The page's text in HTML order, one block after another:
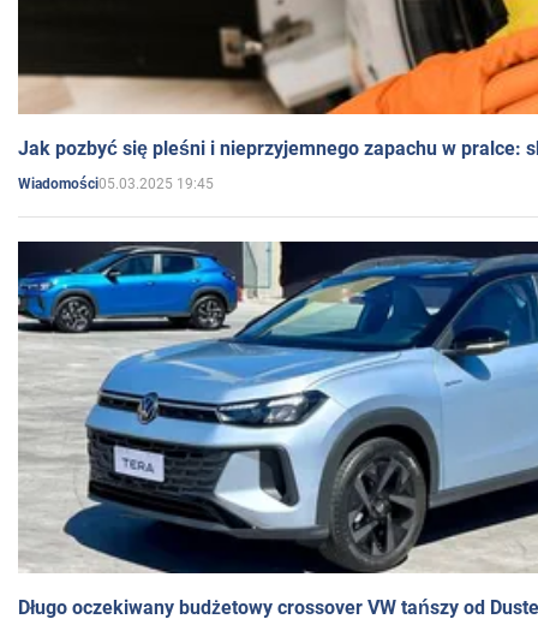
Jak pozbyć się pleśni i nieprzyjemnego zapachu w pralce:
Wiadomości05.03.2025 19:45
Długo oczekiwany budżetowy crossover VW tańszy od